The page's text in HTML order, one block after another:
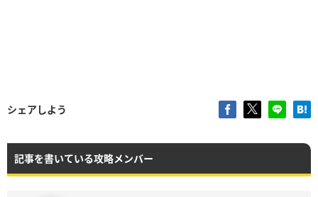
シェアしよう
記事を書いている攻略メンバー